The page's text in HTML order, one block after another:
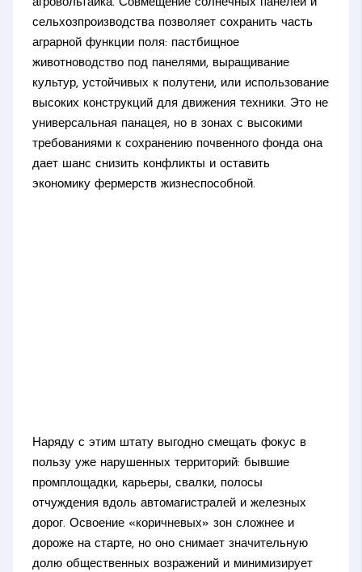
агровольтаика. Совмещение солнечных панелей и
сельхозпроизводства позволяет сохранить часть
аграрной функции поля: пастбищное
животноводство под панелями, выращивание
культур, устойчивых к полутени, или использование
высоких конструкций для движения техники. Это не
универсальная панацея, но в зонах с высокими
требованиями к сохранению почвенного фонда она
дает шанс снизить конфликты и оставить
экономику фермерств жизнеспособной.
Наряду с этим штату выгодно смещать фокус в
пользу уже нарушенных территорий: бывшие
промплощадки, карьеры, свалки, полосы
отчуждения вдоль автомагистралей и железных
дорог. Освоение «коричневых» зон сложнее и
дороже на старте, но оно снимает значительную
долю общественных возражений и минимизирует